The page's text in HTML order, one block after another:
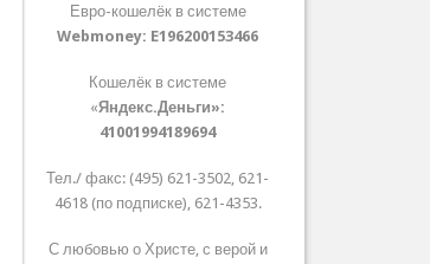
Евро-кошелёк в системе
Webmoney: E196200153466
Кошелёк в системе
«Яндекс.Деньги»:
41001994189694
Тел./ факс: (495) 621-3502, 621-
4618 (по подписке), 621-4353.
С любовью о Христе, с верой и